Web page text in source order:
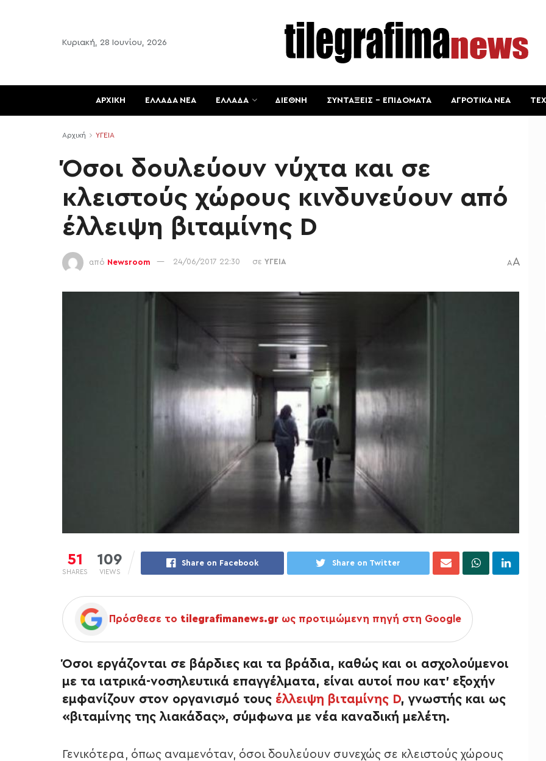
Κυριακή, 28 Ιουνίου, 2026
ΑΡΧΙΚΗ ΕΛΛΑΔΑ ΝΕΑ ΕΛΛΑΔΑ ΔΙΕΘΝΗ ΣΥΝΤΑΞΕΙΣ – ΕΠΙΔΟΜΑΤΑ ΑΓΡΟΤΙΚΑ ΝΕΑ
Αρχική ΥΓΕΙΑ
Όσοι δουλεύουν νύχτα και σε
κλειστούς χώρους κινδυνεύουν από
έλλειψη βιταμίνης D
από Newsroom 24/06/2017 22:30 σε ΥΓΕΙΑ AA
51
SHARES
109
VIEWS
Share on Facebook Share on Twitter
Πρόσθεσε το tilegrafimanews.gr ως προτιμώμενη πηγή στη Google
Όσοι εργάζονται σε βάρδιες και τα βράδια, καθώς και οι ασχολούμενοι
με τα ιατρικά-νοσηλευτικά επαγγέλματα, είναι αυτοί που κατ’ εξοχήν
εμφανίζουν στον οργανισμό τους έλλειψη βιταμίνης D, γνωστής και ως
«βιταμίνης της λιακάδας», σύμφωνα με νέα καναδική μελέτη.
Γενικότερα, όπως αναμενόταν, όσοι δουλεύουν συνεχώς σε κλειστούς χώρους